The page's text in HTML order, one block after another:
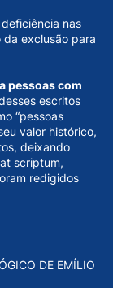
nas
exclusão para
pessoas com
escritos
“pessoas
valor histórico,
deixando
scriptum,
redigidos
DE EMÍLIO